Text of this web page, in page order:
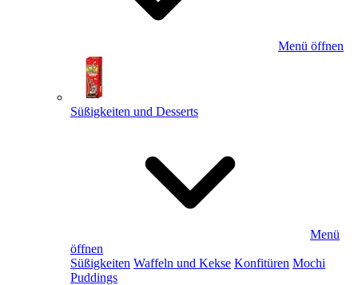
Menü öffnen
Süßigkeiten und Desserts
Menü
öffnen
Süßigkeiten Waffeln und Kekse Konfitüren Mochi
Puddings